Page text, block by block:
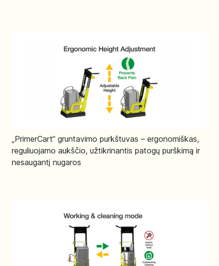
„PrimerCart“ gruntavimo purkštuvas – ergonomiškas,
reguliuojamo aukščio, užtikrinantis patogų purškimą ir
nesaugantį nugaros